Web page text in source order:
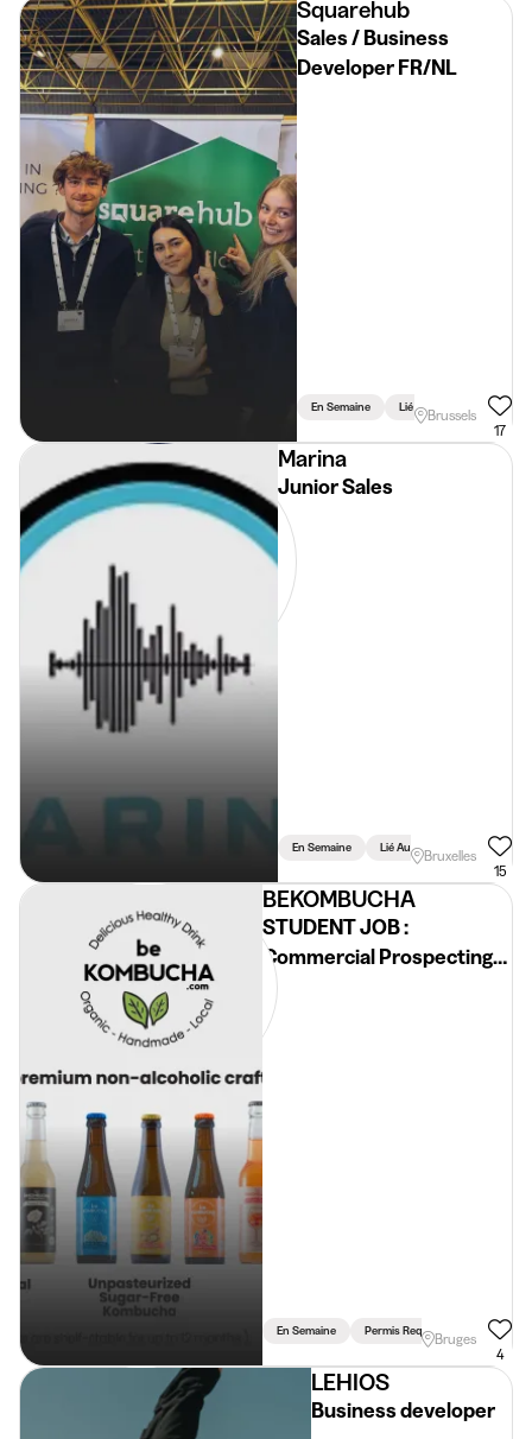
Squarehub
Sales / Business
Developer FR/NL
En Semaine Lié Aux Études
Brussels
17
Marina
Junior Sales
En Semaine Lié Aux ÉtudesBruxelles
15
BEKOMBUCHA
STUDENT JOB :
Commercial Prospecting
Bruges / Antwerpen /
Liège
En Semaine Permis Requis Voiture
Bruges
4
LEHIOS
Business developer